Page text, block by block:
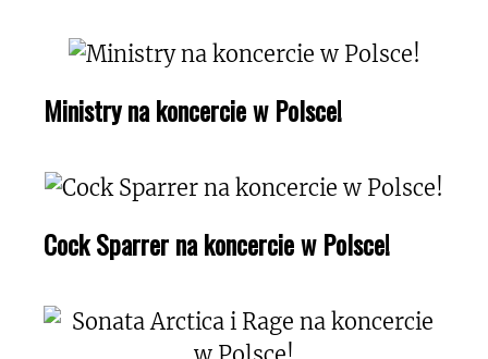
Ministry na koncercie w Polsce!
Cock Sparrer na koncercie w Polsce!